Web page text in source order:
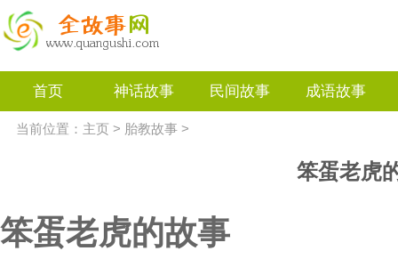
首页 神话故事 民间故事 成语故事
当前位置： 主页 > 胎教故事 >
笨蛋老虎
笨蛋老虎的故事